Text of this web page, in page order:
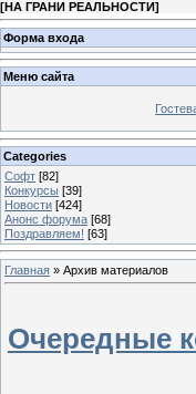
[НА ГРАНИ РЕАЛЬНОСТИ]
Форма входа
Меню сайта
Categories
Софт [82]
Конкурсы [39]
Новости [424]
Анонс форума [68]
Поздравляем! [63]
Главная » Архив материалов
Очередные